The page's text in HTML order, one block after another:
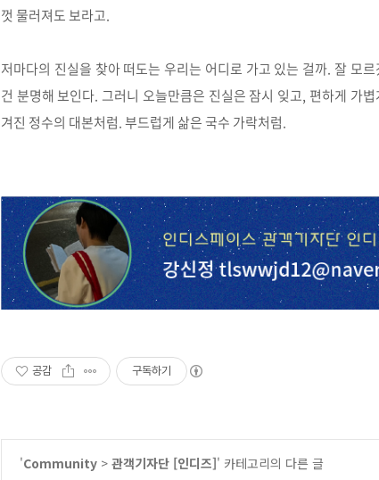
껏 물러져도 보라고.
저마다의 진실을 찾아 떠도는 우리는 어디로 가고 있는 걸까. 잘 모
건 분명해 보인다. 그러니 오늘만큼은 진실은 잠시 잊고, 편하게 가
겨진 정수의 대본처럼. 부드럽게 삶은 국수 가락처럼.
공감 구독하기
'Community > 관객기자단 [인디즈]' 카테고리의 다른 글